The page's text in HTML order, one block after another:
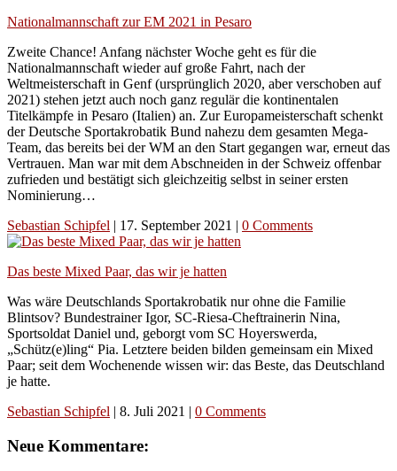
Nationalmannschaft zur EM 2021 in Pesaro
Zweite Chance! Anfang nächster Woche geht es für die
Nationalmannschaft wieder auf große Fahrt, nach der
Weltmeisterschaft in Genf (ursprünglich 2020, aber verschoben auf
2021) stehen jetzt auch noch ganz regulär die kontinentalen
Titelkämpfe in Pesaro (Italien) an. Zur Europameisterschaft schenkt
der Deutsche Sportakrobatik Bund nahezu dem gesamten Mega-
Team, das bereits bei der WM an den Start gegangen war, erneut das
Vertrauen. Man war mit dem Abschneiden in der Schweiz offenbar
zufrieden und bestätigt sich gleichzeitig selbst in seiner ersten
Nominierung…
Sebastian Schipfel | 17. September 2021 | 0 Comments
Das beste Mixed Paar, das wir je hatten
Was wäre Deutschlands Sportakrobatik nur ohne die Familie
Blintsov? Bundestrainer Igor, SC-Riesa-Cheftrainerin Nina,
Sportsoldat Daniel und, geborgt vom SC Hoyerswerda,
„Schütz(e)ling“ Pia. Letztere beiden bilden gemeinsam ein Mixed
Paar; seit dem Wochenende wissen wir: das Beste, das Deutschland
je hatte.
Sebastian Schipfel | 8. Juli 2021 | 0 Comments
Neue Kommentare: